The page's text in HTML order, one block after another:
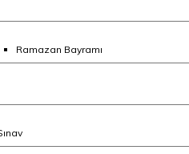
Ramazan Bayramı